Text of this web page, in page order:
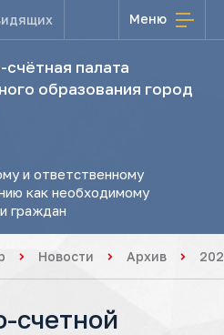
Меню
палата
образования город
и ответственному
как необходимому
граждан
Новости Архив
счетной